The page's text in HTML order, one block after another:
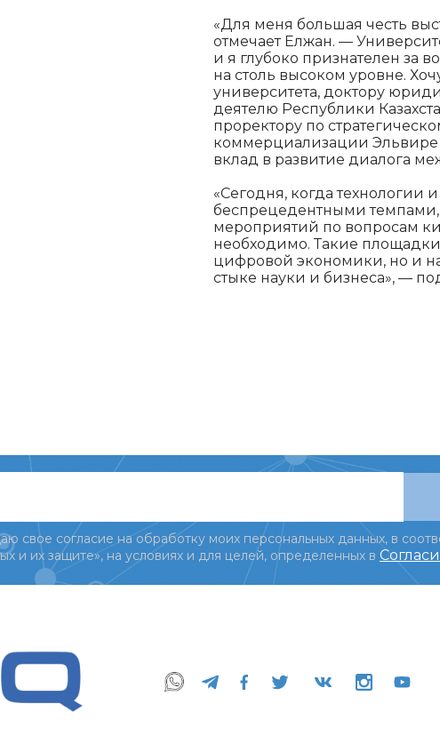
«Для меня большая честь
отмечает Елжан. —
и я глубоко признателен за
на столь высоком уровне.
университета, доктору
деятелю Республики
проректору по
коммерциализации
вклад в развитие диалога
«Сегодня, когда технологии
беспрецедентными
мероприятий по вопросам
необходимо. Такие
цифровой экономики, но и
стыке науки и бизнеса», —
свое согласие на обработку моих персональных данных, в
и их защите», на условиях и для целей, определенных в